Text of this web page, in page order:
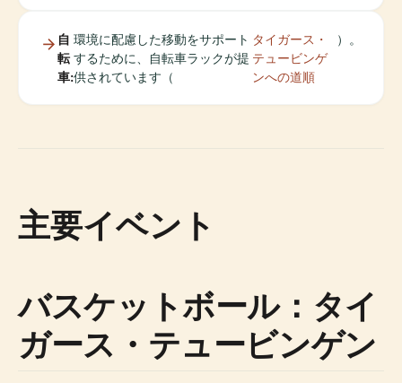
自
転
車:
環境に配慮した移動をサポート
するために、自転車ラックが提
供されています（
タイガース・
テュービンゲ
ンへの道順
）。
主要イベント
バスケットボール：タイ
ガース・テュービンゲン